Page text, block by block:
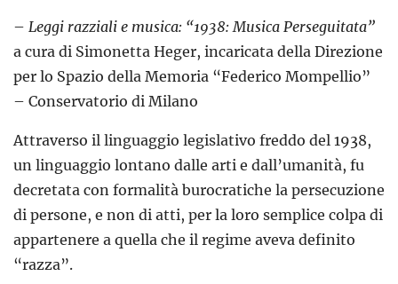
– Leggi razziali e musica: “1938: Musica Perseguitata”
a cura di Simonetta Heger, incaricata della Direzione
per lo Spazio della Memoria “Federico Mompellio”
– Conservatorio di Milano
Attraverso il linguaggio legislativo freddo del 1938,
un linguaggio lontano dalle arti e dall’umanità, fu
decretata con formalità burocratiche la persecuzione
di persone, e non di atti, per la loro semplice colpa di
appartenere a quella che il regime aveva definito
“razza”.